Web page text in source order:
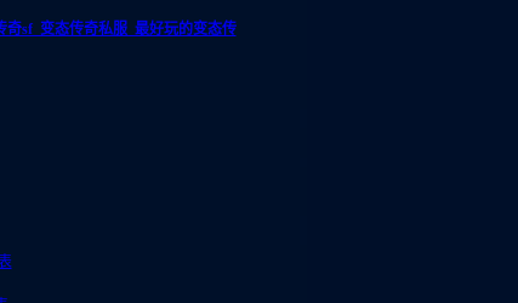
奇sf_变态传奇私服_最好玩的变态传